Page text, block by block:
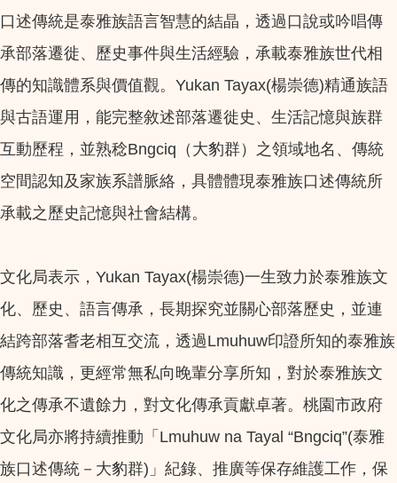
口述傳統是泰雅族語言智慧的結晶，透過口說或吟唱傳
承部落遷徙、歷史事件與生活經驗，承載泰雅族世代相
傳的知識體系與價值觀。Yukan Tayax(楊崇德)精通族語
與古語運用，能完整敘述部落遷徙史、生活記憶與族群
互動歷程，並熟稔Bngciq（大豹群）之領域地名、傳統
空間認知及家族系譜脈絡，具體體現泰雅族口述傳統所
承載之歷史記憶與社會結構。
文化局表示，Yukan Tayax(楊崇德)一生致力於泰雅族文
化、歷史、語言傳承，長期探究並關心部落歷史，並連
結跨部落耆老相互交流，透過Lmuhuw印證所知的泰雅族
傳統知識，更經常無私向晚輩分享所知，對於泰雅族文
化之傳承不遺餘力，對文化傳承貢獻卓著。桃園市政府
文化局亦將持續推動「Lmuhuw na Tayal “Bngciq”(泰雅
族口述傳統－大豹群)」紀錄、推廣等保存維護工作，保